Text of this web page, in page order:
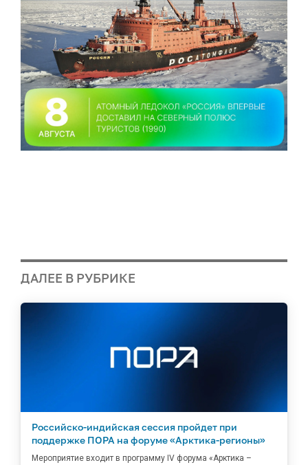
ДАЛЕЕ В РУБРИКЕ
Российско-индийская сессия пройдет при
поддержке ПОРА на форуме «Арктика-регионы»
Мероприятие входит в программу IV форума «Арктика –